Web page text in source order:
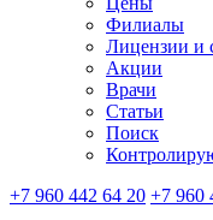
Филиалы
Лицензии и
Акции
Врачи
Статьи
Поиск
+7 960 442 64 20 +7 960